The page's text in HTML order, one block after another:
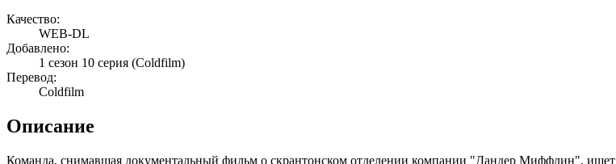
Качество:
WEB-DL
Добавлено:
1 сезон 10 серия (Coldfilm)
Перевод:
Coldfilm
Описание
Команда, снимавшая документальный фильм о скрантонском отделении компании "Дандер Миффлин",